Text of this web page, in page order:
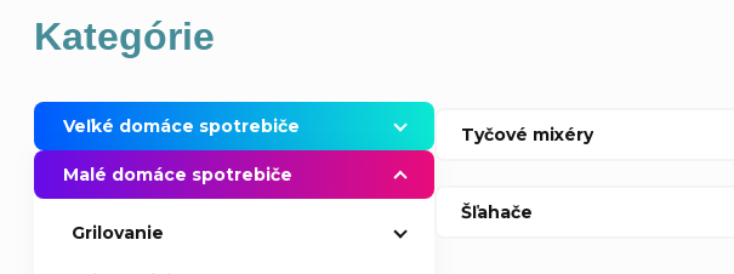
o
č
n
Preskočiť
kategórie
Kategórie
Veľké domáce spotrebiče
Malé domáce spotrebiče
Grilovanie
Tyčové mixéry
Šľahače